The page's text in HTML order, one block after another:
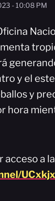
- 10:08 PM
y el
y
hora
acceso a